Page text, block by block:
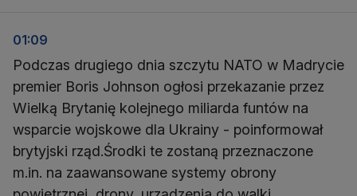
01:09
Podczas drugiego dnia szczytu NATO w Madrycie
premier Boris Johnson ogłosi przekazanie przez
Wielką Brytanię kolejnego miliarda funtów na
wsparcie wojskowe dla Ukrainy - poinformował
brytyjski rząd.Środki te zostaną przeznaczone
m.in. na zaawansowane systemy obrony